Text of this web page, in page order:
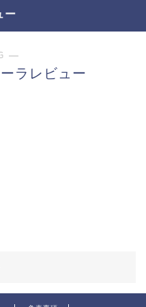
ー
―
ラレビュー